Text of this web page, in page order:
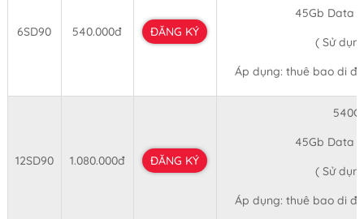
6SD90 540.000đ ĐĂNG KÝ
45Gb Data
( Sử
Áp dụng: thuê bao di
12SD90 1.080.000đ ĐĂNG KÝ
45Gb Data
( Sử
Áp dụng: thuê bao di